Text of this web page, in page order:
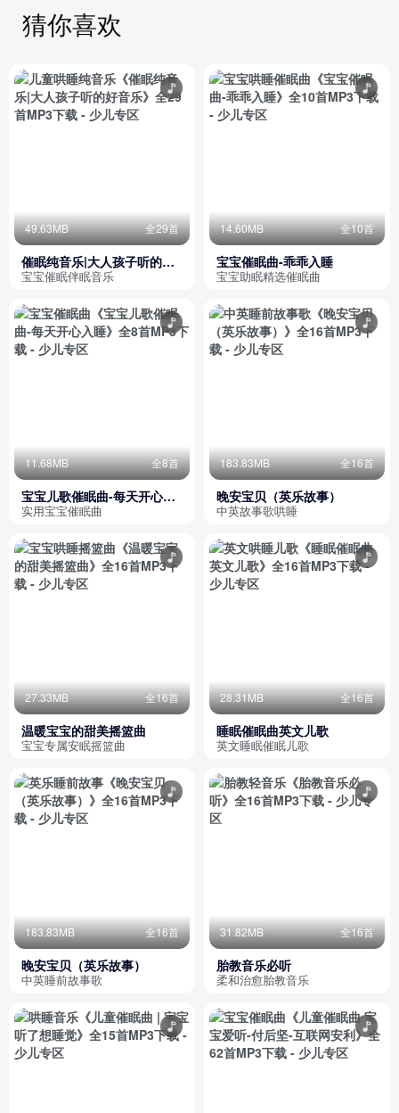
猜你喜欢
49.63MB 全29首
催眠纯音乐|大人孩子听的好
音乐
宝宝催眠伴眠音乐
14.60MB 全10首
宝宝催眠曲-乖乖入睡
宝宝助眠精选催眠曲
11.68MB 全8首
宝宝儿歌催眠曲-每天开心入
睡
实用宝宝催眠曲
183.83MB 全16首
晚安宝贝（英乐故事）
中英故事歌哄睡
27.33MB 全16首
温暖宝宝的甜美摇篮曲
宝宝专属安眠摇篮曲
28.31MB 全16首
睡眠催眠曲英文儿歌
英文睡眠催眠儿歌
183.83MB 全16首
晚安宝贝（英乐故事）
中英睡前故事歌
31.82MB 全16首
胎教音乐必听
柔和治愈胎教音乐